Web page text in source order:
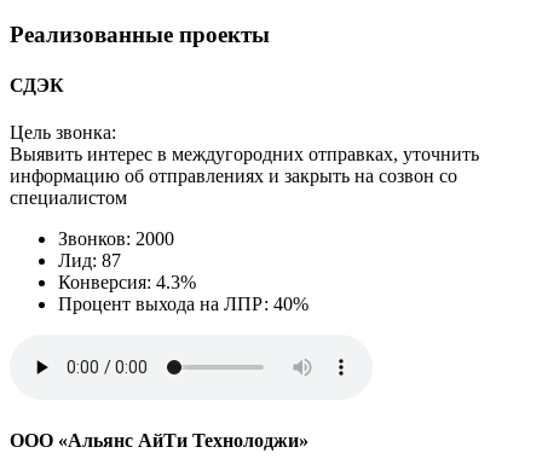
Реализованные проекты
СДЭК
Цель звонка:
Выявить интерес в междугородних отправках, уточнить
информацию об отправлениях и закрыть на созвон со
специалистом
Звонков: 2000
Лид: 87
Конверсия: 4.3%
Процент выхода на ЛПР: 40%
ООО «Альянс АйТи Технолоджи»